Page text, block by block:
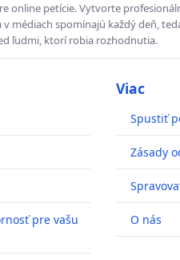
online petície. Vytvorte
v médiach spomínajú každý deň,
ľudmi, ktorí robia rozhodnutia.
pre vašu
Viac
Spustiť
Zásady
O nás